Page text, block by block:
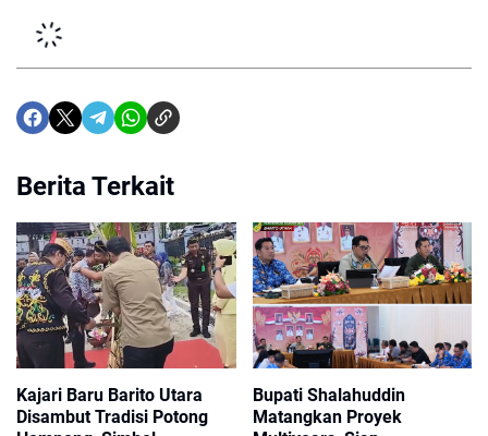
Berita Terkait
Kajari Baru Barito Utara
Disambut Tradisi Potong
Bupati Shalahuddin
Matangkan Proyek